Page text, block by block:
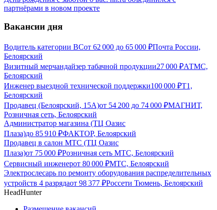
партнёрами в новом проекте
Вакансии дня
Водитель категории ВСот 62 000 до 65 000 ₽Почта России,
Белоярский
Визитный мерчандайзер табачной продукции27 000 ₽АТМС,
Белоярский
Инженер выездной технической поддержки100 000 ₽Т1,
Белоярский
Продавец (Белоярский, 15А)от 54 200 до 74 000 ₽МАГНИТ,
Розничная сеть, Белоярский
Администратор магазина (ТЦ Оазис
Плаза)до 85 910 ₽ФАКТОР, Белоярский
Продавец в салон МТС (ТЦ Оазис
Плаза)от 75 000 ₽Розничная сеть МТС, Белоярский
Сервисный инженерот 80 000 ₽МТС, Белоярский
Электрослесарь по ремонту оборудования распределительных
устройств 4 разрядаот 98 377 ₽Россети Тюмень, Белоярский
HeadHunter